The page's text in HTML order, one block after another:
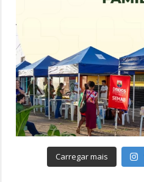
Carregar mais